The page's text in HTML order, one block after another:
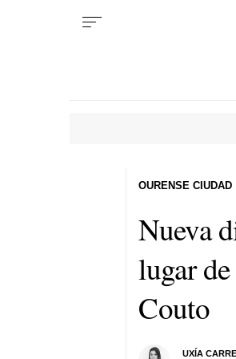
Nueva
lugar
Couto
UXÍA
OURENSE CIUDAD